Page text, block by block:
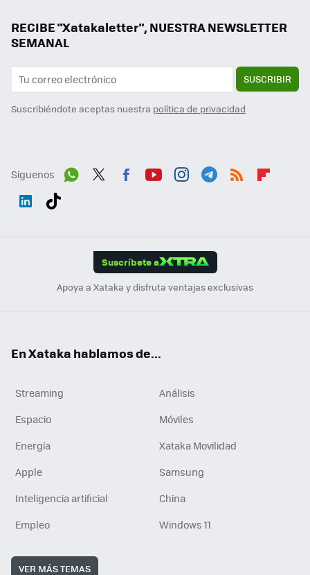
RECIBE "Xatakaletter", NUESTRA NEWSLETTER
SEMANAL
SUSCRIBIR
Suscribiéndote aceptas nuestra política de privacidad
Síguenos
Suscríbete a
Apoya a Xataka y disfruta ventajas exclusivas
En Xataka hablamos de...
Streaming
Análisis
Espacio
Móviles
Energía
Xataka Movilidad
Apple
Samsung
Inteligencia artificial
China
Empleo
Windows 11
VER MÁS TEMAS